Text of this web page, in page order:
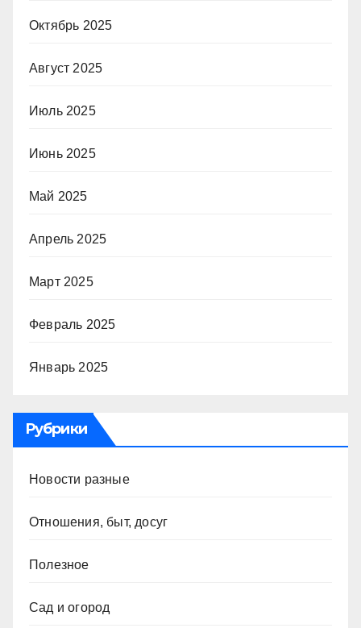
Октябрь 2025
Август 2025
Июль 2025
Июнь 2025
Май 2025
Апрель 2025
Март 2025
Февраль 2025
Январь 2025
Рубрики
Новости разные
Отношения, быт, досуг
Полезное
Сад и огород